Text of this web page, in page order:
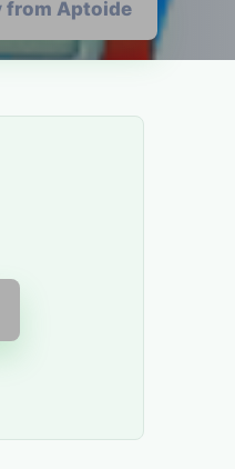
from Aptoide